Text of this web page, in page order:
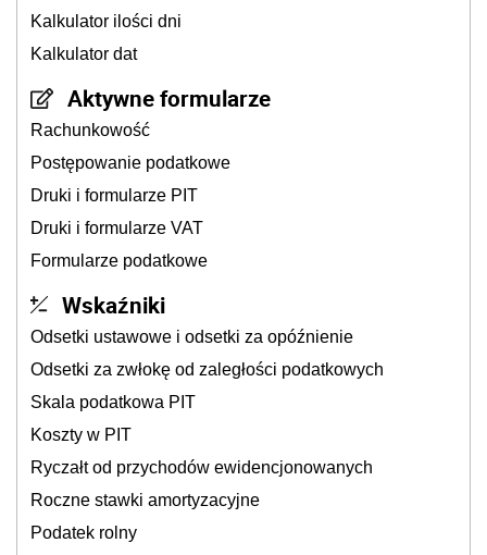
Kalkulator ilości dni
Kalkulator dat
Aktywne formularze
Rachunkowość
Postępowanie podatkowe
Druki i formularze PIT
Druki i formularze VAT
Formularze podatkowe
Wskaźniki
Odsetki ustawowe i odsetki za opóźnienie
Odsetki za zwłokę od zaległości podatkowych
Skala podatkowa PIT
Koszty w PIT
Ryczałt od przychodów ewidencjonowanych
Roczne stawki amortyzacyjne
Podatek rolny